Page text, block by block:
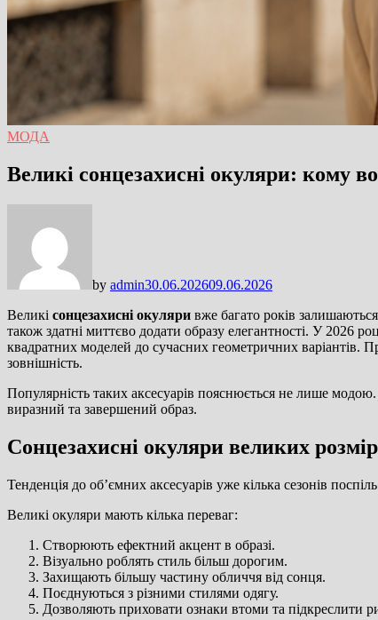
МОДА
Великі сонцезахисні окуляри: кому
by admin30.06.202609.06.2026
Великі сонцезахисні окуляри вже багато років
також здатні миттєво додати образу елегантності. У 2026
квадратних моделей до сучасних геометричних варіантів.
зовнішність.
Популярність таких аксесуарів пояснюється не лише
виразний та завершений образ.
Сонцезахисні окуляри великих
Тенденція до об’ємних аксесуарів уже кілька сезонів
Великі окуляри мають кілька переваг:
Створюють ефектний акцент в образі.
Візуально роблять стиль більш дорогим.
Захищають більшу частину обличчя від сонця.
Поєднуються з різними стилями одягу.
Дозволяють приховати ознаки втоми та підкреслити